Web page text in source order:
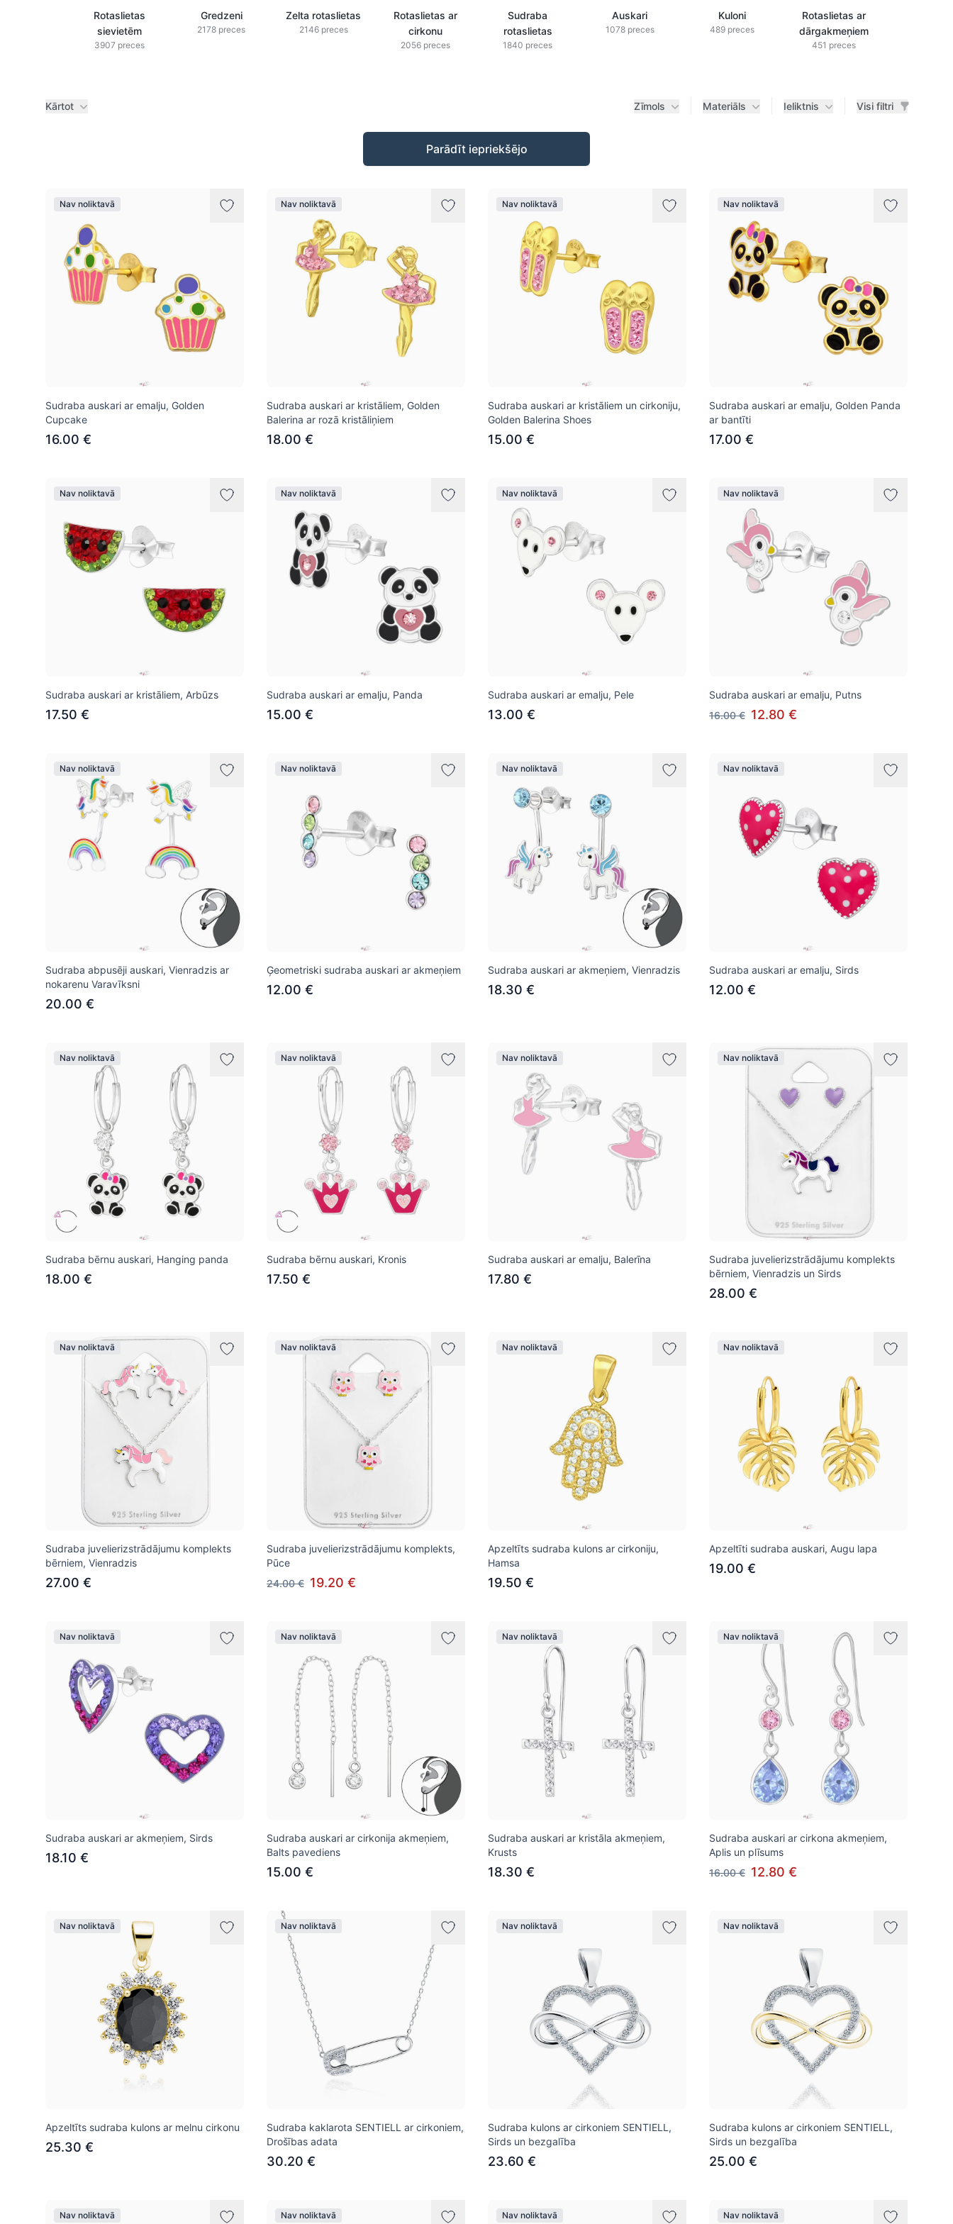
Rotaslietas
sievietēm
3907 preces
Gredzeni
2178 preces
Zelta rotaslietas
2146 preces
Rotaslietas ar
cirkonu
2056 preces
Sudraba
rotaslietas
1840 preces
Auskari
1078 preces
Kuloni
489 preces
Rotaslietas ar
dārgakmeņiem
451 preces
Kārtot Zīmols Materiāls Ieliktnis Visi filtri
Parādīt iepriekšējo
Nav noliktavā
Sudraba auskari ar emalju, Golden
Cupcake
16.00 €
Nav noliktavā
Sudraba auskari ar kristāliem, Golden
Balerina ar rozā kristāliņiem
18.00 €
Nav noliktavā
Sudraba auskari ar kristāliem un cirkoniju,
Golden Balerina Shoes
15.00 €
Nav noliktavā
Sudraba auskari ar emalju, Golden Panda
ar bantīti
17.00 €
Nav noliktavā
Sudraba auskari ar kristāliem, Arbūzs
17.50 €
Nav noliktavā
Sudraba auskari ar emalju, Panda
15.00 €
Nav noliktavā
Sudraba auskari ar emalju, Pele
13.00 €
Nav noliktavā
Sudraba auskari ar emalju, Putns
16.00 € 12.80 €
Nav noliktavā
Sudraba abpusēji auskari, Vienradzis ar
nokarenu Varavīksni
20.00 €
Nav noliktavā
Ģeometriski sudraba auskari ar akmeņiem
12.00 €
Nav noliktavā
Sudraba auskari ar akmeņiem, Vienradzis
18.30 €
Nav noliktavā
Sudraba auskari ar emalju, Sirds
12.00 €
Nav noliktavā
Sudraba bērnu auskari, Hanging panda
18.00 €
Nav noliktavā
Sudraba bērnu auskari, Kronis
17.50 €
Nav noliktavā
Sudraba auskari ar emalju, Balerīna
17.80 €
Nav noliktavā
Sudraba juvelierizstrādājumu komplekts
bērniem, Vienradzis un Sirds
28.00 €
Nav noliktavā
Sudraba juvelierizstrādājumu komplekts
bērniem, Vienradzis
27.00 €
Nav noliktavā
Sudraba juvelierizstrādājumu komplekts,
Pūce
24.00 € 19.20 €
Nav noliktavā
Apzeltīts sudraba kulons ar cirkoniju,
Hamsa
19.50 €
Nav noliktavā
Apzeltīti sudraba auskari, Augu lapa
19.00 €
Nav noliktavā
Sudraba auskari ar akmeņiem, Sirds
18.10 €
Nav noliktavā
Sudraba auskari ar cirkonija akmeņiem,
Balts pavediens
15.00 €
Nav noliktavā
Sudraba auskari ar kristāla akmeņiem,
Krusts
18.30 €
Nav noliktavā
Sudraba auskari ar cirkona akmeņiem,
Aplis un plīsums
16.00 € 12.80 €
Nav noliktavā
Apzeltīts sudraba kulons ar melnu cirkonu
25.30 €
Nav noliktavā
Sudraba kaklarota SENTIELL ar cirkoniem,
Drošības adata
30.20 €
Nav noliktavā
Sudraba kulons ar cirkoniem SENTIELL,
Sirds un bezgalība
23.60 €
Nav noliktavā
Sudraba kulons ar cirkoniem SENTIELL,
Sirds un bezgalība
25.00 €
Nav noliktavā Nav noliktavā Nav noliktavā Nav noliktavā